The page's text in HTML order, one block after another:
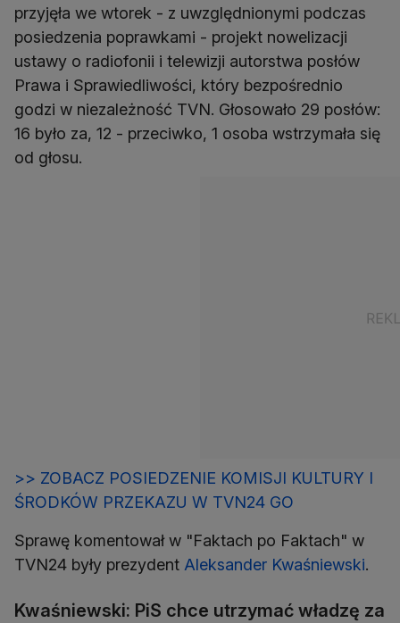
przyjęła we wtorek - z uwzględnionymi podczas
posiedzenia poprawkami - projekt nowelizacji
ustawy o radiofonii i telewizji autorstwa posłów
Prawa i Sprawiedliwości, który bezpośrednio
godzi w niezależność TVN. Głosowało 29 posłów:
16 było za, 12 - przeciwko, 1 osoba wstrzymała się
od głosu.
>> ZOBACZ POSIEDZENIE KOMISJI KULTURY I
ŚRODKÓW PRZEKAZU W TVN24 GO
Sprawę komentował w "Faktach po Faktach" w
TVN24 były prezydent Aleksander Kwaśniewski.
Kwaśniewski: PiS chce utrzymać władzę za